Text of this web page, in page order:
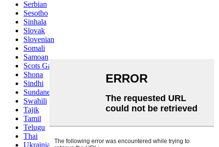
Serbian
Sesotho
Sinhala
Slovak
Slovenian
Somali
Samoan
Scots Gaelic
Shona
Sindhi
Sundanese
Swahili
Tajik
Tamil
Telugu
Thai
Ukrainian